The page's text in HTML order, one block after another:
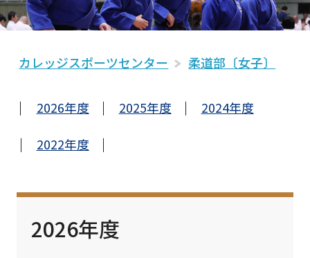
カレッジスポーツセンター 柔道部〔女子〕
2026年度 2025年度 2024年度
2022年度
2026年度